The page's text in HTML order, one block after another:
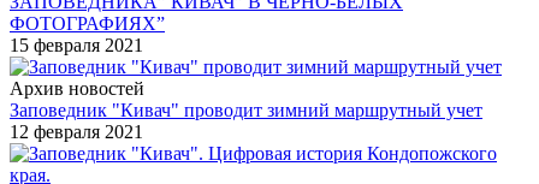
ФОТОГРАФИЯХ”
15 февраля 2021
Архив новостей
Заповедник "Кивач" проводит зимний маршрутный учет
12 февраля 2021